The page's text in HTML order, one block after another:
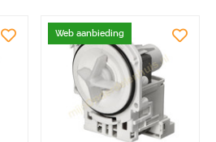
Web aanbieding